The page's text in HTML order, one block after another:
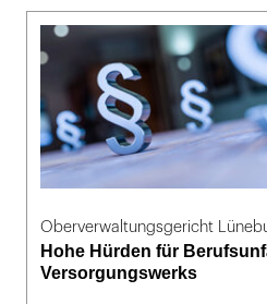
Oberverwaltungsgericht
Hohe Hürden für
Versorgungswerks